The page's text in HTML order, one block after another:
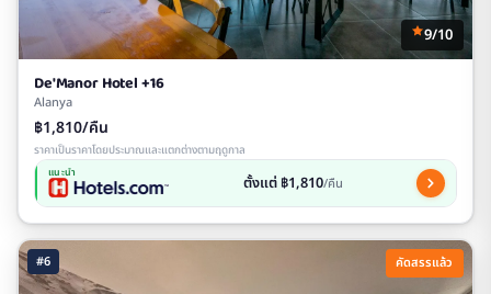
9/10
De'Manor Hotel +16
Alanya
฿1,810/คืน
ราคาเป็นราคาโดยประมาณและแตกต่างตามฤดูกาล
แนะนำ ตั้งแต่ ฿1,810/คืน
#6 คัดสรรแล้ว